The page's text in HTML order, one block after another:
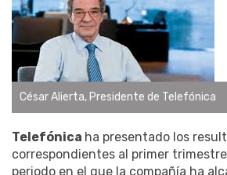
César Alierta, Presidente de Telefónica
Telefónica ha presentado los
correspondientes al primer
periodo en el que la compañía ha